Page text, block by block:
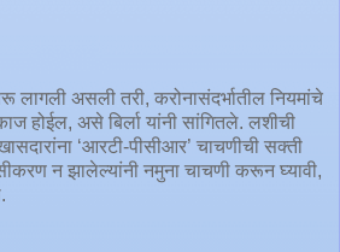
लागली असली तरी, करोनासंदर्भातील नियमांचे
असे बिर्ला यांनी सांगितले. लशीची
‘आरटी-पीसीआर’ चाचणीची सक्ती
न झालेल्यांनी नमुना चाचणी करून घ्यावी,